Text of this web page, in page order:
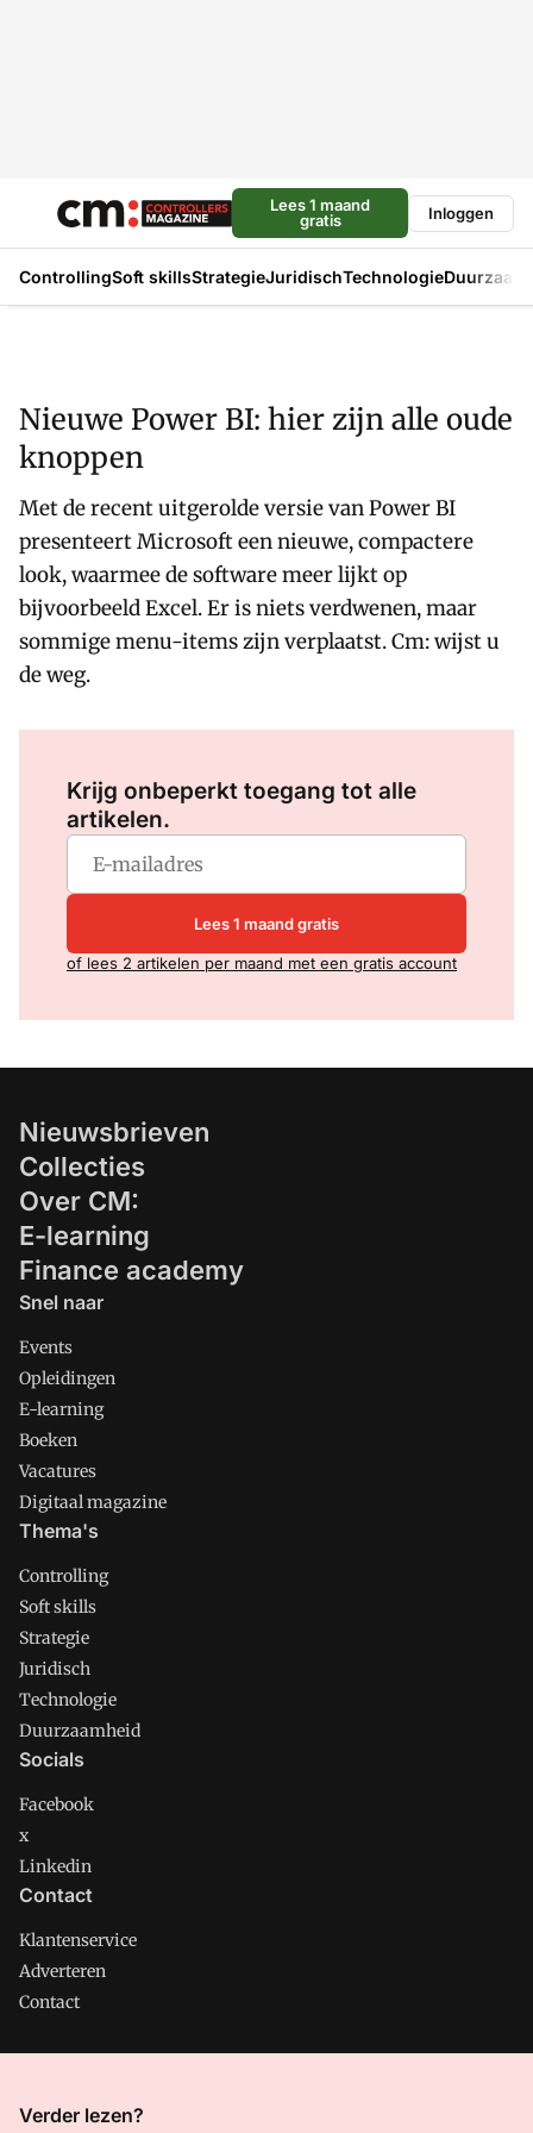
Lees 1 maand
gratis
Inloggen
ControllingSoft skillsStrategieJuridischTechnologie
Nieuwe Power BI: hier zijn alle oude
knoppen
Met de recent uitgerolde versie van Power BI
presenteert Microsoft een nieuwe, compactere
look, waarmee de software meer lijkt op
bijvoorbeeld Excel. Er is niets verdwenen, maar
sommige menu-items zijn verplaatst. Cm: wijst u
de weg.
Krijg onbeperkt toegang tot alle
artikelen.
Lees 1 maand gratis
of lees 2 artikelen per maand met een gratis account
Nieuwsbrieven
Collecties
Over CM:
E-learning
Finance academy
Snel naar
Events
Opleidingen
E-learning
Boeken
Vacatures
Digitaal magazine
Thema's
Controlling
Soft skills
Strategie
Juridisch
Technologie
Duurzaamheid
Socials
Facebook
x
Linkedin
Contact
Klantenservice
Adverteren
Contact
CMweb is onderdeel van VMN media. Lees in
Verder lezen?